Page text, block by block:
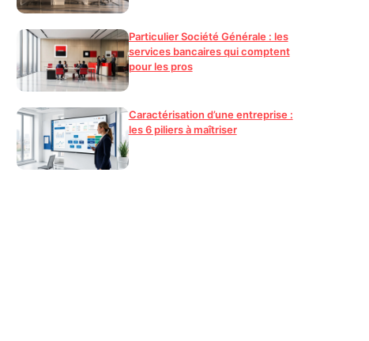
Particulier Société Générale : les
services bancaires qui comptent
pour les pros
Caractérisation d’une entreprise :
les 6 piliers à maîtriser